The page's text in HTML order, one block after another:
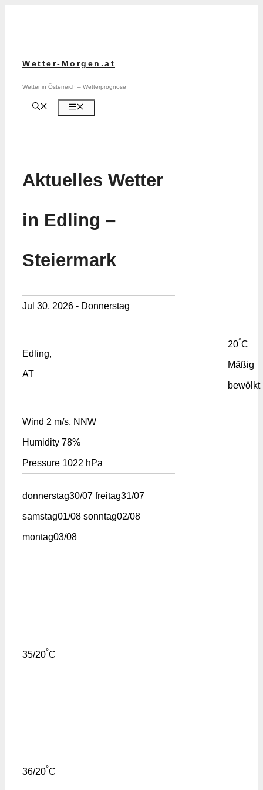
Wetter-Morgen.at
Wetter in Österreich – Wetterprognose
Aktuelles Wetter
in Edling –
Steiermark
Jul 30, 2026 - Donnerstag
Edling,
AT
20°C
Mäßig
bewölkt
Wind 2 m/s, NNW
Humidity 78%
Pressure 1022 hPa
donnerstag30/07 freitag31/07
samstag01/08 sonntag02/08
montag03/08
35/20°C
36/20°C